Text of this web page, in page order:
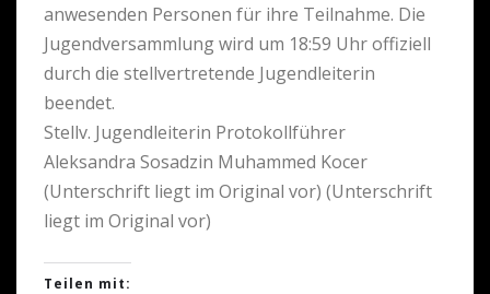
anwesenden Personen für ihre Teilnahme. Die
Jugendversammlung wird um 18:59 Uhr offiziell
durch die stellvertretende Jugendleiterin
beendet.
Stellv. Jugendleiterin Protokollführer
Aleksandra Sosadzin Muhammed Kocer
(Unterschrift liegt im Original vor) (Unterschrift
liegt im Original vor)
Teilen mit: